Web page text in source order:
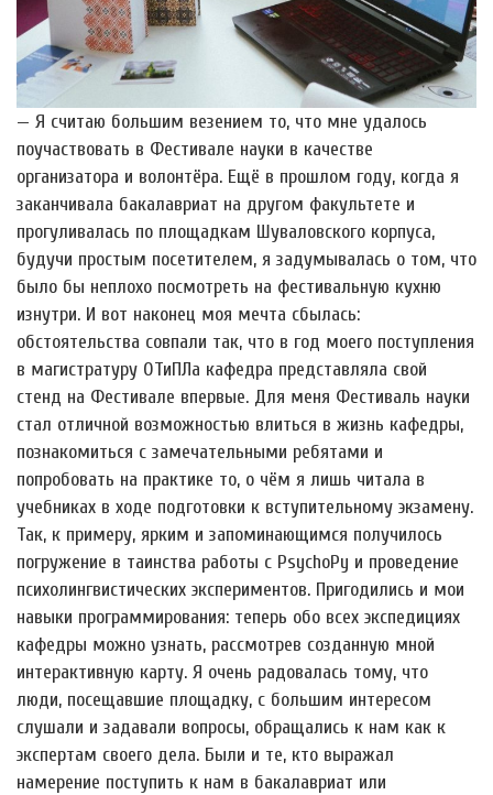
— Я считаю большим везением то, что мне удалось
поучаствовать в Фестивале науки в качестве
организатора и волонтёра. Ещё в прошлом году, когда я
заканчивала бакалавриат на другом факультете и
прогуливалась по площадкам Шуваловского корпуса,
будучи простым посетителем, я задумывалась о том, что
было бы неплохо посмотреть на фестивальную кухню
изнутри. И вот наконец моя мечта сбылась:
обстоятельства совпали так, что в год моего поступления
в магистратуру ОТиПЛа кафедра представляла свой
стенд на Фестивале впервые. Для меня Фестиваль науки
стал отличной возможностью влиться в жизнь кафедры,
познакомиться с замечательными ребятами и
попробовать на практике то, о чём я лишь читала в
учебниках в ходе подготовки к вступительному экзамену.
Так, к примеру, ярким и запоминающимся получилось
погружение в таинства работы с PsychoPy и проведение
психолингвистических экспериментов. Пригодились и мои
навыки программирования: теперь обо всех экспедициях
кафедры можно узнать, рассмотрев созданную мной
интерактивную карту. Я очень радовалась тому, что
люди, посещавшие площадку, с большим интересом
слушали и задавали вопросы, обращались к нам как к
экспертам своего дела. Были и те, кто выражал
намерение поступить к нам в бакалавриат или